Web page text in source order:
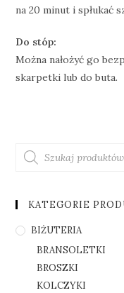
na 20 minut i spłukać
Do stóp:
Można nałożyć go
skarpetki lub do buta.
KATEGORIE
BIŻUTERIA
BRANSOLETKI
BROSZKI
KOLCZYKI